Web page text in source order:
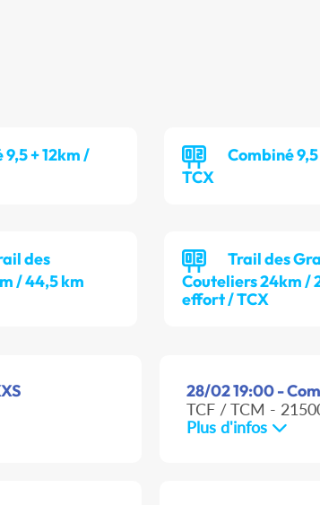
+ 12km /
Combiné
TCX
des
/ 44,5 km
Trail des
Couteliers 24km /
effort / TCX
28/02 19:00 -
TCF / TCM -
Plus d'infos